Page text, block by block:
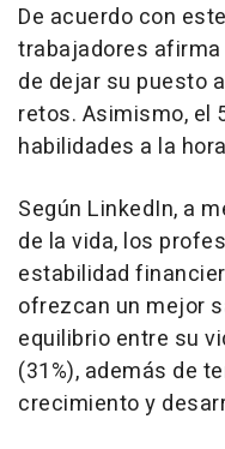
De acuerdo con
trabajadores
de dejar su puesto
retos. Asimismo, el
habilidades a la
Según LinkedIn, a
de la vida, los
estabilidad
ofrezcan un mejor
equilibrio entre su
(31%), además de
crecimiento y